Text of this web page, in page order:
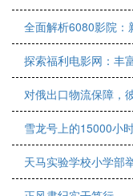
全面解析6080影院：
探索福利电影网：丰
对俄出口物流保障，
雪龙号上的15000小
天马实验学校小学部